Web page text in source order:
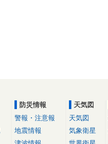
防災情報
警報・注意報
地震情報
天気図
天気図
気象衛星